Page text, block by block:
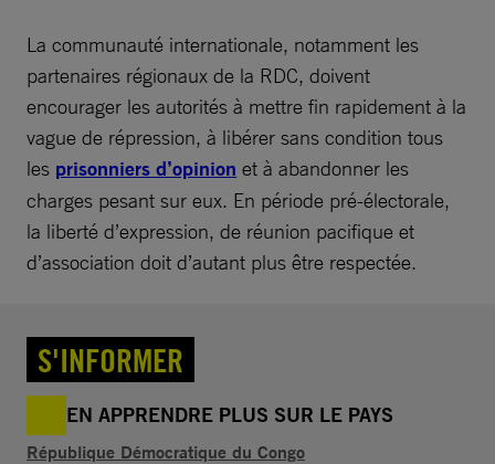
La communauté internationale, notamment les
partenaires régionaux de la RDC, doivent
encourager les autorités à mettre fin rapidement à la
vague de répression, à libérer sans condition tous
les prisonniers d’opinion et à abandonner les
charges pesant sur eux. En période pré-électorale,
la liberté d’expression, de réunion pacifique et
d’association doit d’autant plus être respectée.
S'INFORMER
EN APPRENDRE PLUS SUR LE PAYS
République Démocratique du Congo